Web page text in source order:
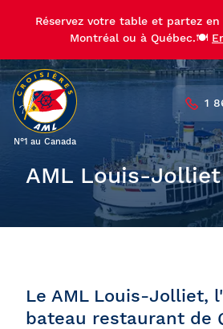
Réservez votre table et partez
Montréal ou à Québec.🍽️
N°1 au Canada
1
AML Louis-Jolliet
Le AML Louis-Jolliet,
bateau restaurant de